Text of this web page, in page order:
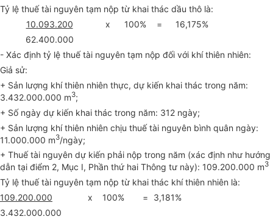
Tỷ lệ thuế tài nguyên tạm nộp từ khai thác dầu thô là:
10.093.200
62.400.000
x 100% = 16,175%
- Xác định tỷ lệ thuế tài nguyên tạm nộp đối với khí thiên nhiên:
Giả sử:
+ Sản lượng khí thiên nhiên thực, dự kiến khai thác trong năm:
3.432.000.000 m3;
+ Số ngày dự kiến khai thác trong năm: 312 ngày;
+ Sản lượng khí thiên nhiên chịu thuế tài nguyên bình quân ngày:
11.000.000 m3/ngày;
+ Thuế tài nguyên dự kiến phải nộp trong năm (xác định như hướng
dẫn tại điểm 2, Mục I, Phần thứ hai Thông tư này): 109.200.000 m3
Tỷ lệ thuế tài nguyên tạm nộp từ khai thác khí thiên nhiên là:
109.200.000
3.432.000.000
x 100% = 3,181%